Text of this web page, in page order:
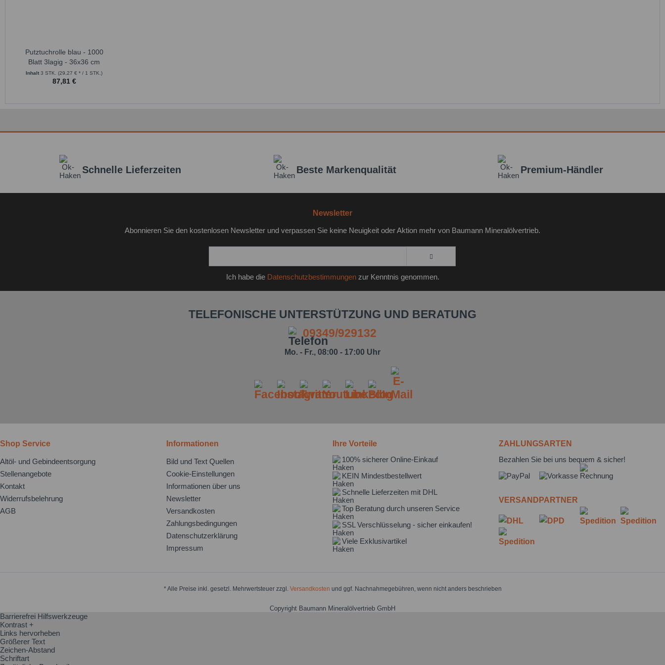
Putztuchrolle blau - 1000
Blatt 3lagig - 36x36 cm
Inhalt 3 STK. (29,27 € * / 1 STK.)
87,81 €
Schnelle Lieferzeiten Beste Markenqualität Premium-Händler
Newsletter
Abonnieren Sie den kostenlosen Newsletter und verpassen Sie keine Neuigkeit oder Aktion mehr von Baumann Mineralölvertrieb.
Ich habe die Datenschutzbestimmungenzur Kenntnis genommen.
TELEFONISCHE UNTERSTÜTZUNG UND BERATUNG
09349/929132
Mo. - Fr., 08:00 - 17:00 Uhr
Shop Service
Altöl- und Gebindeentsorgung
Stellenangebote
Kontakt
Widerrufsbelehrung
AGB
Informationen
Bild und Text Quellen
Cookie-Einstellungen
Informationen über uns
Newsletter
Versandkosten
Zahlungsbedingungen
Datenschutzerklärung
Impressum
Ihre Vorteile
100% sicherer Online-Einkauf
KEIN Mindestbestellwert
Schnelle Lieferzeiten mit DHL
Top Beratung durch unseren Service
SSL Verschlüsselung - sicher einkaufen!
Viele Exklusivartikel
ZAHLUNGSARTEN
Bezahlen Sie bei uns bequem & sicher!
VERSANDPARTNER
* Alle Preise inkl. gesetzl. Mehrwertsteuer zzgl. Versandkosten und ggf. Nachnahmegebühren, wenn nicht anders beschrieben
Copyright Baumann Mineralölvertrieb GmbH
Barrierefrei Hilfswerkzeuge
Kontrast +
Links hervorheben
Größerer Text
Zeichen-Abstand
Schriftart